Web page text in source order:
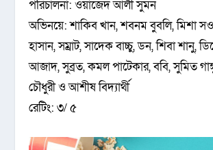
পরিচালনা: ওয়াজেদ আলী সুমন
অভিনয়ে: শাকিব খান, শবনম বুবলি, মিশা
হাসান, সম্রাট, সাদেক বাচ্চু, ডন, শিবা শানু,
আজাদ, সুব্রত, কমল পাটেকার, ববি, সুমিত
চৌধুরী ও আশীষ বিদ্যার্থী
রেটিং: ৩/ ৫